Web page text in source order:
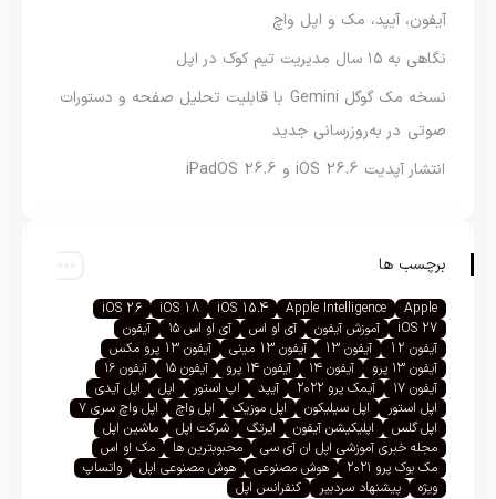
آیفون، آیپد، مک و اپل واچ
نگاهی به ۱۵ سال مدیریت تیم کوک در اپل
نسخه مک گوگل Gemini با قابلیت تحلیل صفحه و دستورات
صوتی در به‌روزرسانی جدید
انتشار آپدیت iOS 26.6 و iPadOS 26.6
برچسب ها
Apple
Apple Intelligence
iOS 15.4
iOS 18
iOS 26
iOS 27
آموزش آیفون آی او اس آی او اس ۱۵
آیفون
آیفون 12
آیفون 13 آیفون 13 مینی
آیفون 13 پرو مکس
آیفون ۱۳ پرو
آیفون ۱۴ آیفون ۱۴ پرو آیفون ۱۵
آیفون ۱۶
آیفون ۱۷
آیمک پرو ۲۰۲۲ آیپد اپ استور اپل
اپل آیدی
اپل استور
اپل سیلیکون اپل موزیک اپل واچ
اپل واچ سری ۷
اپل گلس
اپلیکیشن آیفون ایرتگ شرکت اپل
ماشین اپل
مجله خبری آموزشی اپل ان آی سی
محبوبترین ها
مک او اس
مک بوک پرو ۲۰۲۱
هوش مصنوعی هوش مصنوعی اپل
واتساپ
ویژه
پیشنهاد سردبیر کنفرانس اپل